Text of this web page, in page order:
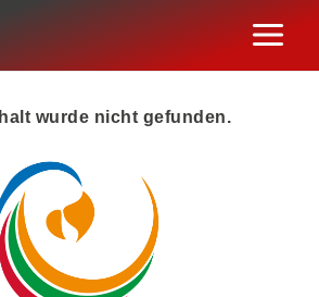
wurde nicht gefunden.